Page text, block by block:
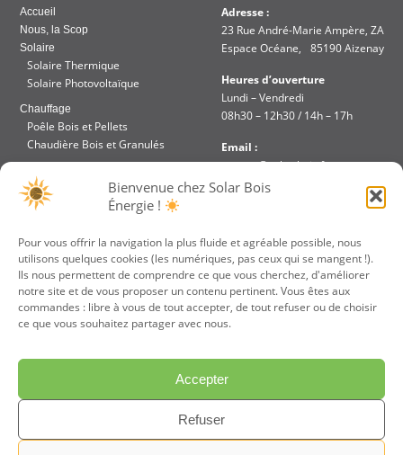
Bienvenue chez Solar Bois
Énergie !
Pour vous offrir la navigation la plus fluide et agréable possible, nous
utilisons quelques cookies (les numériques, pas ceux qui se mangent !).
Ils nous permettent de comprendre ce que vous cherchez, d'améliorer
notre site et de vous proposer un contenu pertinent. Vous êtes aux
commandes : libre à vous de tout accepter, de tout refuser ou de choisir
ce que vous souhaitez partager avec nous.
Accepter
Refuser
Accueil
Nous, la Scop
Solaire
Solaire Thermique
Solaire Photovoltaïque
Chauffage
Poêle Bois et Pellets
Chaudière Bois et Granulés
Aides et Financements
Accès intranet
Adresse :
23 Rue André-Marie Ampère, ZA
Espace Océane, 85190 Aizenay
Heures d’ouverture
Lundi – Vendredi
08h30 – 12h30 / 14h – 17h
Email :
contact@solar-bois.fr
Téléphone :
JE PARRAINE UN
AMI
VOTRE DEVIS
GRATUIT